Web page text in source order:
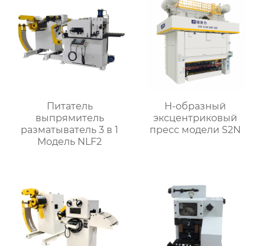
Питатель
выпрямитель
разматыватель 3 в 1
Модель NLF2
H-образный
эксцентриковый
пресс модели S2N